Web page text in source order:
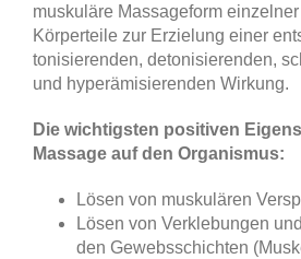
muskuläre Massageform
Körperteile zur Erzielung einer
tonisierenden, detonisierenden,
und hyperämisierenden Wirkung.
Die wichtigsten positiven
Massage auf den Organismus:
Lösen von muskulären
Lösen von Verklebungen
den Gewebsschichten